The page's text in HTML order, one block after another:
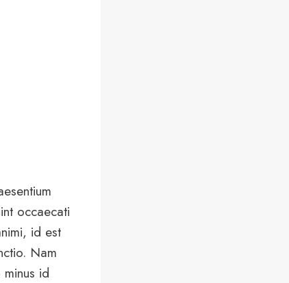
occaecati
id est
Nam
id